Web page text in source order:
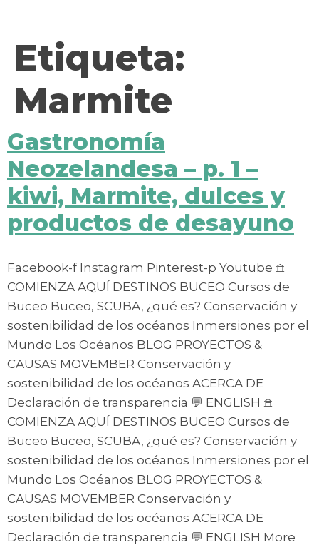
Etiqueta:
Marmite
Gastronomía
Neozelandesa – p. 1 –
kiwi, Marmite, dulces y
productos de desayuno
Facebook-f Instagram Pinterest-p Youtube 𖠿
COMIENZA AQUÍ DESTINOS BUCEO Cursos de
Buceo Buceo, SCUBA, ¿qué es? Conservación y
sostenibilidad de los océanos Inmersiones por el
Mundo Los Océanos BLOG PROYECTOS &
CAUSAS MOVEMBER Conservación y
sostenibilidad de los océanos ACERCA DE
Declaración de transparencia 💬 ENGLISH 𖠿
COMIENZA AQUÍ DESTINOS BUCEO Cursos de
Buceo Buceo, SCUBA, ¿qué es? Conservación y
sostenibilidad de los océanos Inmersiones por el
Mundo Los Océanos BLOG PROYECTOS &
CAUSAS MOVEMBER Conservación y
sostenibilidad de los océanos ACERCA DE
Declaración de transparencia 💬 ENGLISH More